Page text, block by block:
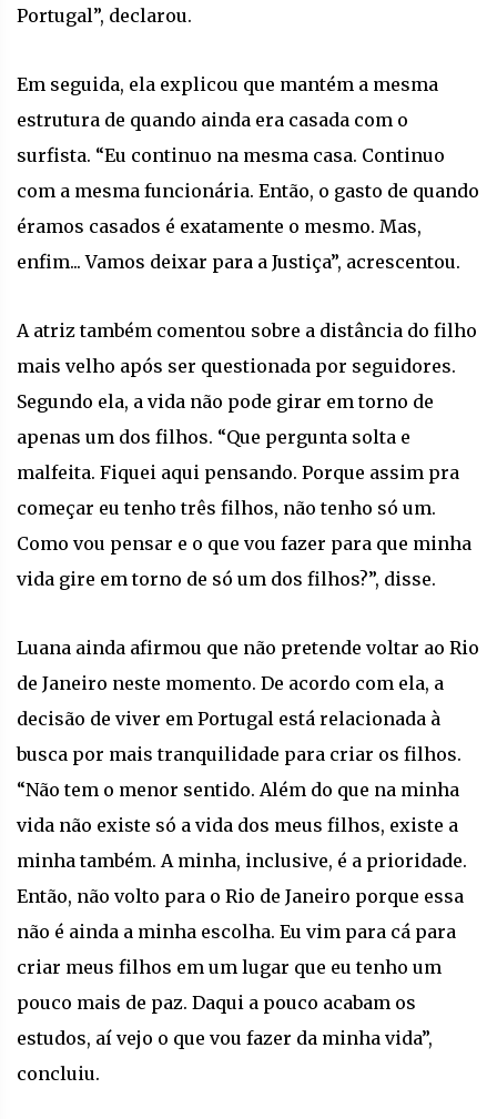
Portugal”, declarou.
Em seguida, ela explicou que mantém a mesma
estrutura de quando ainda era casada com o
surfista. “Eu continuo na mesma casa. Continuo
com a mesma funcionária. Então, o gasto de quando
éramos casados é exatamente o mesmo. Mas,
enfim... Vamos deixar para a Justiça”, acrescentou.
A atriz também comentou sobre a distância do filho
mais velho após ser questionada por seguidores.
Segundo ela, a vida não pode girar em torno de
apenas um dos filhos. “Que pergunta solta e
malfeita. Fiquei aqui pensando. Porque assim pra
começar eu tenho três filhos, não tenho só um.
Como vou pensar e o que vou fazer para que minha
vida gire em torno de só um dos filhos?”, disse.
Luana ainda afirmou que não pretende voltar ao Rio
de Janeiro neste momento. De acordo com ela, a
decisão de viver em Portugal está relacionada à
busca por mais tranquilidade para criar os filhos.
“Não tem o menor sentido. Além do que na minha
vida não existe só a vida dos meus filhos, existe a
minha também. A minha, inclusive, é a prioridade.
Então, não volto para o Rio de Janeiro porque essa
não é ainda a minha escolha. Eu vim para cá para
criar meus filhos em um lugar que eu tenho um
pouco mais de paz. Daqui a pouco acabam os
estudos, aí vejo o que vou fazer da minha vida”,
concluiu.